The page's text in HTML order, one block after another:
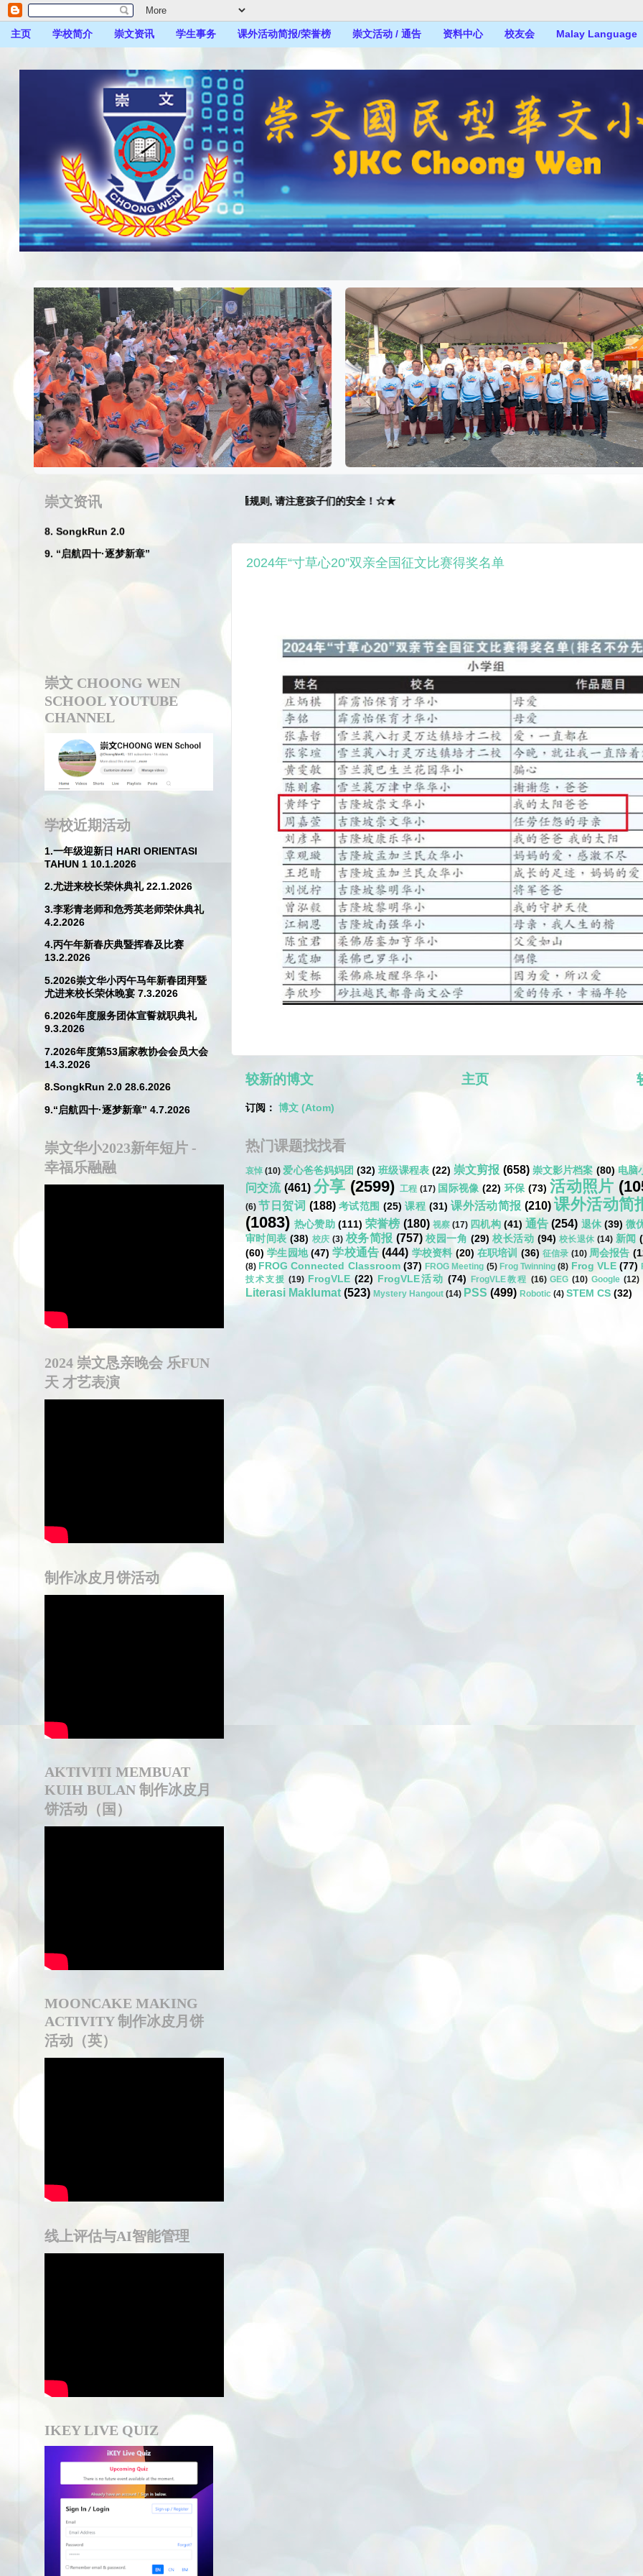
主页 学校简介 崇文资讯 学生事务 课外活动简报/荣誉榜 崇文活动 / 通告 资料中心 校友会 Malay Language
★☆家长们特别注意: 请遵守交通规则, 请注意孩子们的安全！☆★
2024年“寸草心20”双亲全国征文比赛得奖名单
较新的博文 主页
订阅： 博文 (Atom)
热门课题找找看
哀悼 (10) 爱心爸爸妈妈团 (32) 班级课程表 (22) 崇文剪报 (658) 崇文影片档案 (80) 电脑
问交流 (461) 分享 (2599) 工程 (17) 国际视像 (22) 环保 (73) 活动照片
(6) 节日贺词 (188) 考试范围 (25) 课程 (31) 课外活动简报 (210) 课外活动简
(1083) 热心赞助 (111) 荣誉榜 (180) 视察 (17) 四机构 (41) 通告 (254) 退休 (39) 微
审时间表 (38) 校庆 (3) 校务简报 (757) 校园一角 (29) 校长活动 (94) 校长退休 (14) 新闻
(60) 学生园地 (47) 学校通告 (444) 学校资料 (20) 在职培训 (36) 征信录 (10) 周会报告
(8) FROG Connected Classroom (37) FROG Meeting (5) Frog Twinning (8) Frog VLE (77)
技术支援 (19) FrogVLE (22) FrogVLE活动 (74) FrogVLE教程 (16) GEG (10) Google (12)
Literasi Maklumat (523) Mystery Hangout (14) PSS (499) Robotic (4) STEM CS (32)
崇文资讯
2026
1. 一年级迎新日
2. 尤进来校长退休典礼
3. 李彩青老师和危秀英老师荣休典礼
4. 丙午年新春庆典暨挥春及比赛
6. 2026年度服务团体宣誓就职典礼
7. 2026年度第53届家教协会常年会员
崇文 CHOONG WEN
SCHOOL YOUTUBE
CHANNEL
学校近期活动
1.一年级迎新日 HARI ORIENTASI
TAHUN 1 10.1.2026
2.尤进来校长荣休典礼 22.1.2026
3.李彩青老师和危秀英老师荣休典礼
4.2.2026
4.丙午年新春庆典暨挥春及比赛
13.2.2026
5.2026崇文华小丙午马年新春团拜暨
尤进来校长荣休晚宴 7.3.2026
6.2026年度服务团体宣誓就职典礼
9.3.2026
7.2026年度第53届家教协会会员大会
14.3.2026
8.SongkRun 2.0 28.6.2026
9.“启航四十·逐梦新章” 4.7.2026
崇文华小2023新年短片 -
幸福乐融融
2024 崇文恳亲晚会 乐FUN
天 才艺表演
制作冰皮月饼活动
AKTIVITI MEMBUAT
KUIH BULAN 制作冰皮月
饼活动（国）
MOONCAKE MAKING
ACTIVITY 制作冰皮月饼
活动（英）
线上评估与AI智能管理
IKEY LIVE QUIZ